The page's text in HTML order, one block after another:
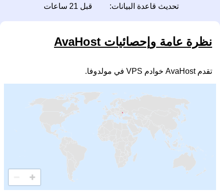
تحديث قاعدة البيانات:
قبل 21 ساعات
نظرة عامة وإحصائيات AvaHost
تقدم AvaHost خوادم VPS في مولدوفا.